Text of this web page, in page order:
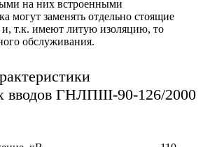
на них встроенными
могут заменять отдельно стоящие
и, т.к. имеют литую изоляцию, то
обслуживания.
вводов ГНЛПIII-90-126/2000